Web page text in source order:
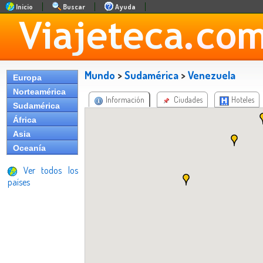
Inicio Buscar Ayuda
Europa
Norteamérica
Sudamérica
África
Asia
Oceanía
Ver todos los
países
Mundo >Sudamérica >Venezuela
Información Ciudades Hoteles